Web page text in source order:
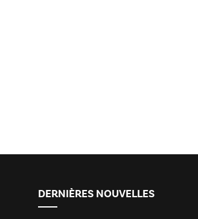
DERNIÈRES NOUVELLES